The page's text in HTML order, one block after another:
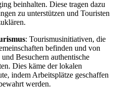
beinhalten. Diese tragen dazu
zu unterstützen und Touristen
: Tourismusinitiativen, die
befinden und von
Besuchern authentische
Dies käme der lokalen
indem Arbeitsplätze geschaffen
werden.